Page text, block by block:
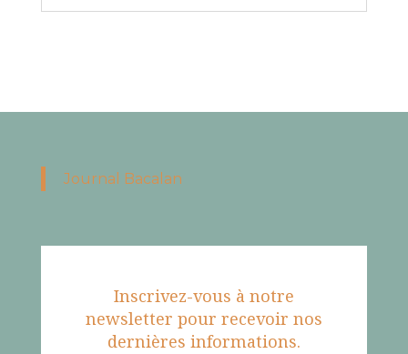
Journal Bacalan
Inscrivez-vous à notre
newsletter pour recevoir nos
dernières informations.